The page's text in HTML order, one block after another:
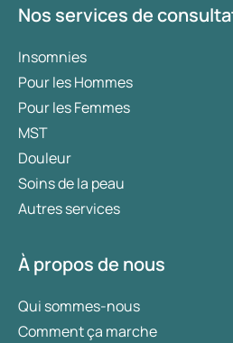
Nos services de
Insomnies
Pour les Hommes
Pour les Femmes
MST
Douleur
Soins de la peau
Autres services
À propos de nous
Qui sommes-nous
Comment ça marche